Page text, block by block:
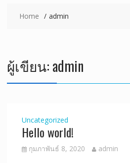
Home admin
ผู้เขียน:admin
Uncategorized
Hello world!
กุมภาพันธ์ 8, 2020 admin